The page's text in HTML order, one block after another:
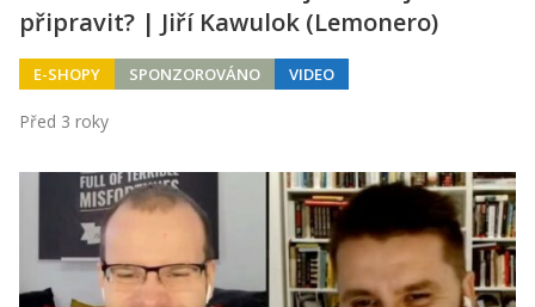
připravit? | Jiří Kawulok (Lemonero)
E-SHOPY SPONZOROVÁNO VIDEO
Před 3 roky